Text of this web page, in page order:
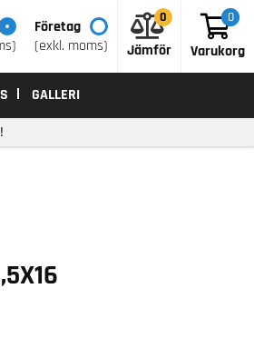
0
0
Varukorg
0
Jämför
Företag
(exkl. moms)
GALLERI